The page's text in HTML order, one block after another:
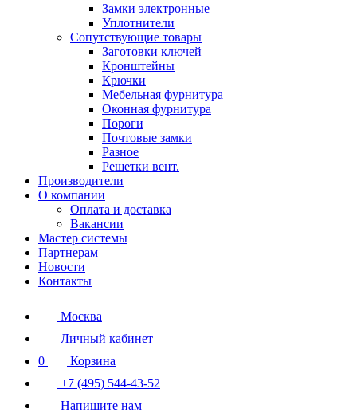
Замки электронные
Уплотнители
Сопутствующие товары
Заготовки ключей
Кронштейны
Крючки
Мебельная фурнитура
Оконная фурнитура
Пороги
Почтовые замки
Разное
Решетки вент.
Производители
О компании
Оплата и доставка
Вакансии
Мастер системы
Партнерам
Новости
Контакты
Москва
Личный кабинет
0
Корзина
+7 (495) 544-43-52
Напишите нам